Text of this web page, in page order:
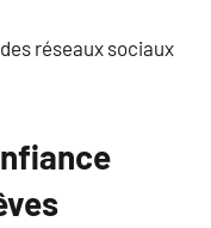
réseaux sociaux